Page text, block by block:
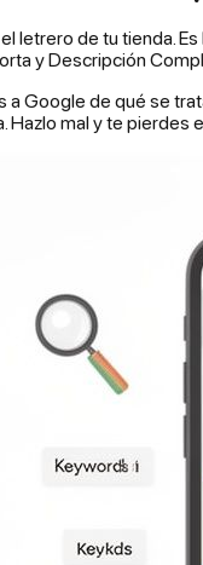
letrero de tu tienda.
y Descripción
Google de qué se
Hazlo mal y te pierdes